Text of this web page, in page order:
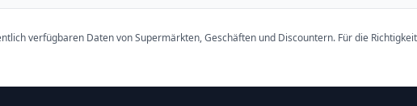
verfügbaren Daten von Supermärkten, Geschäften und Discountern. Für die